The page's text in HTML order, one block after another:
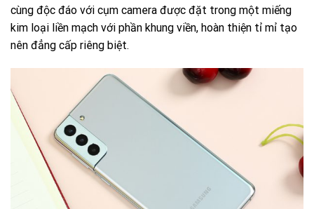
cùng độc đáo với cụm camera được đặt trong một miếng
kim loại liền mạch với phần khung viền, hoàn thiện tỉ mỉ tạo
nên đẳng cấp riêng biệt.